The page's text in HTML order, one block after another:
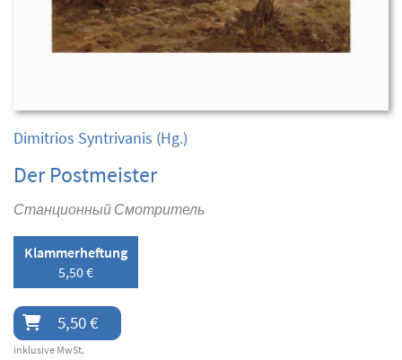
Dimitrios Syntrivanis (Hg.)
Der Postmeister
Станционный Смотритель
Klammerheftung
5,50 €
5,50 €
inklusive MwSt.